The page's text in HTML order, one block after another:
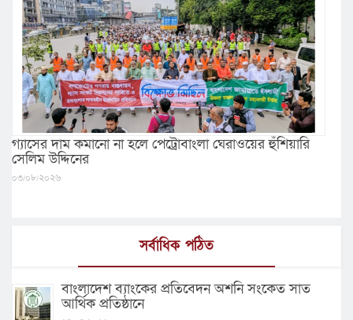
গ্যাসের দাম কমানো না হলে পেট্রোবাংলা ঘেরাওয়ের হুঁশিয়ারি
সেলিম উদ্দিনের
০৩/০৮/২০২৬
সর্বাধিক পঠিত
বাংলাদেশ ব্যাংকের প্রতিবেদন অশনি সংকেত সাত
আর্থিক প্রতিষ্ঠানে